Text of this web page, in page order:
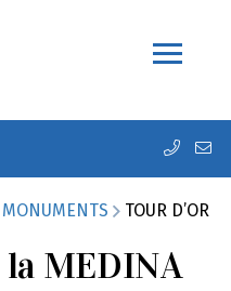
MONUMENTS TOUR D’OR
MEDINA